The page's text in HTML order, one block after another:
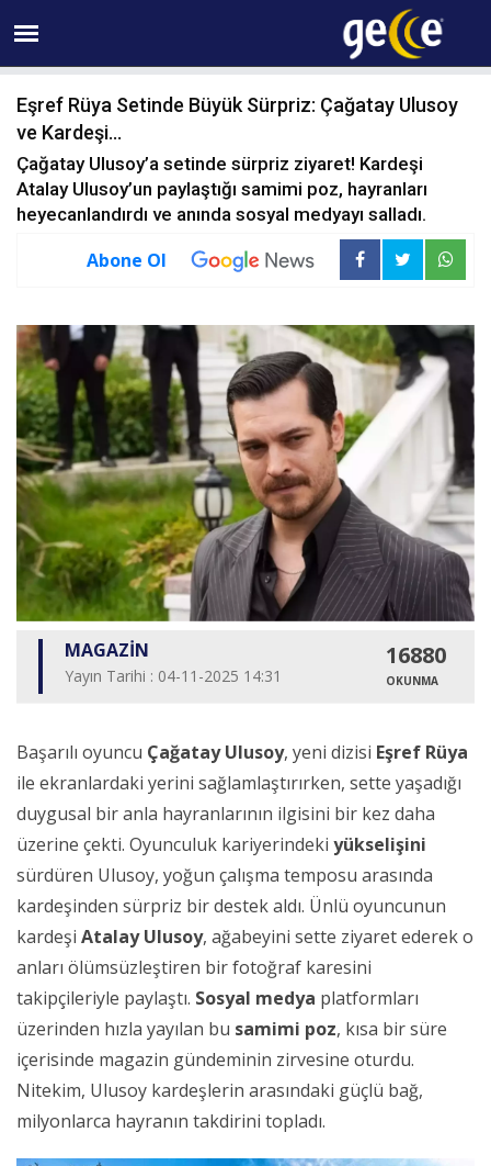
Eşref Rüya Setinde Büyük Sürpriz: Çağatay Ulusoy
ve Kardeşi...
Çağatay Ulusoy’a setinde sürpriz ziyaret! Kardeşi
Atalay Ulusoy’un paylaştığı samimi poz, hayranları
heyecanlandırdı ve anında sosyal medyayı salladı.
Abone Ol
MAGAZİN
Yayın Tarihi : 04-11-2025 14:31
16880
OKUNMA
Başarılı oyuncu Çağatay Ulusoy, yeni dizisi Eşref Rüya
ile ekranlardaki yerini sağlamlaştırırken, sette yaşadığı
duygusal bir anla hayranlarının ilgisini bir kez daha
üzerine çekti. Oyunculuk kariyerindeki yükselişini
sürdüren Ulusoy, yoğun çalışma temposu arasında
kardeşinden sürpriz bir destek aldı. Ünlü oyuncunun
kardeşi Atalay Ulusoy, ağabeyini sette ziyaret ederek o
anları ölümsüzleştiren bir fotoğraf karesini
takipçileriyle paylaştı. Sosyal medya platformları
üzerinden hızla yayılan bu samimi poz, kısa bir süre
içerisinde magazin gündeminin zirvesine oturdu.
Nitekim, Ulusoy kardeşlerin arasındaki güçlü bağ,
milyonlarca hayranın takdirini topladı.